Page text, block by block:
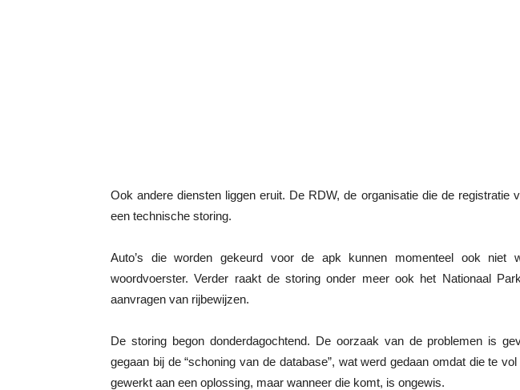
Ook andere diensten liggen eruit. De RDW, de organisatie die de registratie
een technische storing.
Auto’s die worden gekeurd voor de apk kunnen momenteel ook niet
woordvoerster. Verder raakt de storing onder meer ook het Nationaal
aanvragen van rijbewijzen.
De storing begon donderdagochtend. De oorzaak van de problemen is
gegaan bij de “schoning van de database”, wat werd gedaan omdat die te
gewerkt aan een oplossing, maar wanneer die komt, is ongewis.